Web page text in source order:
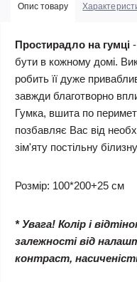
Опис товару
Простирадло на гумці
бути в кожному домі.
робить її дуже
завжди благотворно
Гумка, вшита по
позбавляє Вас від
зім'яту постільну
Розмір: 100*200+25 см
* Увага! Колір і
залежності від
контраст,